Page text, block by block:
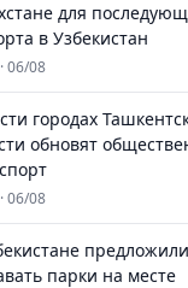
для
в Узбекистан
06/08
городах
обновят
06/08
предложили
парки на месте